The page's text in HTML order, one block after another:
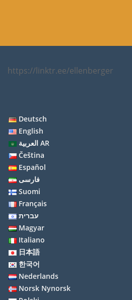
https://linktr.ee/ellenberger
Deutsch
English
العربية AR
Čeština
Español
فارسی
Suomi
Français
עברית
Magyar
Italiano
日本語
한국어
Nederlands
Norsk Nynorsk